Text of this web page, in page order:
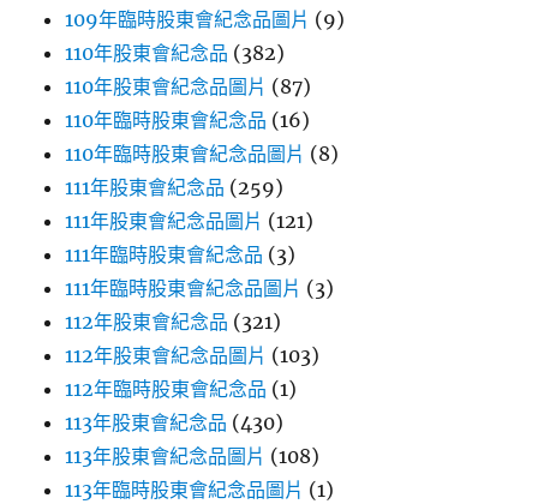
109年臨時股東會紀念品圖片 (9)
110年股東會紀念品 (382)
110年股東會紀念品圖片 (87)
110年臨時股東會紀念品 (16)
110年臨時股東會紀念品圖片 (8)
111年股東會紀念品 (259)
111年股東會紀念品圖片 (121)
111年臨時股東會紀念品 (3)
111年臨時股東會紀念品圖片 (3)
112年股東會紀念品 (321)
112年股東會紀念品圖片 (103)
112年臨時股東會紀念品 (1)
113年股東會紀念品 (430)
113年股東會紀念品圖片 (108)
113年臨時股東會紀念品圖片 (1)